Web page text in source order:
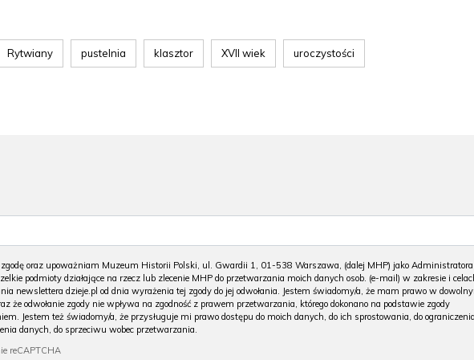
Rytwiany pustelnia klasztor XVII wiek uroczystości
oraz upoważniam Muzeum Historii Polski, ul. Gwardii 1, 01-538 Warszawa, (dalej MHP) jako Administratora
podmioty działające na rzecz lub zlecenie MHP do przetwarzania moich danych osob. (e-mail) w zakresie i
newslettera dzieje.pl od dnia wyrażenia tej zgody do jej odwołania. Jestem świadomy/a, że mam prawo w
że odwołanie zgody nie wpływa na zgodność z prawem przetwarzania, którego dokonano na podstawie zgody
Jestem też świadomy/a, że przysługuje mi prawo dostępu do moich danych, do ich sprostowania, do ograniczenia
danych, do sprzeciwu wobec przetwarzania.